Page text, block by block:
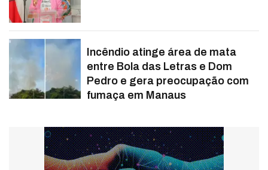
Incêndio atinge área de mata
entre Bola das Letras e Dom
Pedro e gera preocupação com
fumaça em Manaus